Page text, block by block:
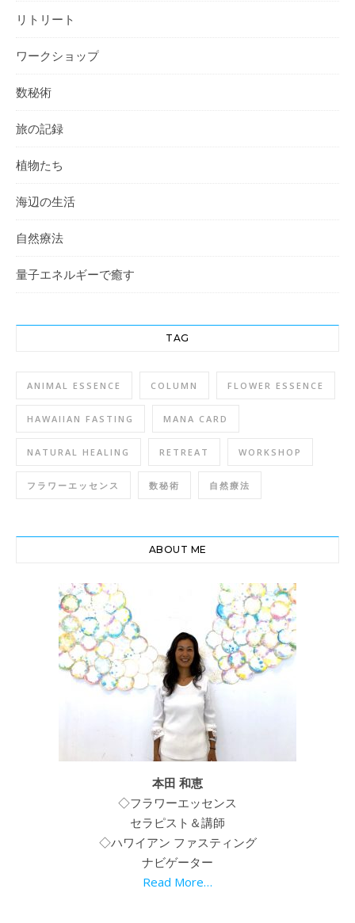
リトリート
ワークショップ
数秘術
旅の記録
植物たち
海辺の生活
自然療法
量子エネルギーで癒す
TAG
ANIMAL ESSENCE COLUMN FLOWER ESSENCE
HAWAIIAN FASTING MANA CARD
NATURAL HEALING RETREAT WORKSHOP
フラワーエッセンス 数秘術 自然療法
ABOUT ME
本田 和恵
◇フラワーエッセンス
セラピスト＆講師
◇ハワイアン ファスティング
ナビゲーター
Read More…